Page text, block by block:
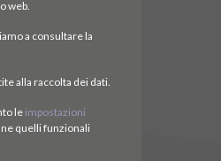
(0)91 630 51 73
SOCIAL
web.
a consultare la
alla raccolta dei dati.
le impostazioni
quelli funzionali